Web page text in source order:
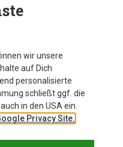
wir unsere
auf Dich
personalisierte
schließt ggf. die
in den USA ein.
Privacy Site.